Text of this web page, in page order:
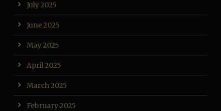
July 2025
June 2025
May 2025
April 2025
March 2025
February 2025